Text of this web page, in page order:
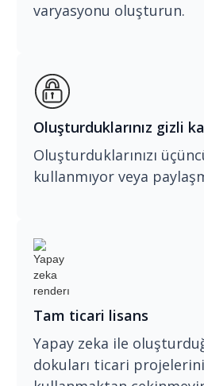
varyasyonu oluşturun.
Oluşturduklarınız gizli
Oluşturduklarınızı
kullanmıyor veya
Tam ticari lisans
Yapay zeka ile
dokuları ticari